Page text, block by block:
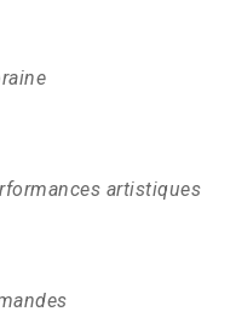
artistiques